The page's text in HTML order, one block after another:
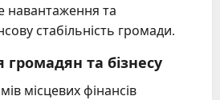
навантаження та
стабільність громади.
громадян та бізнесу
місцевих фінансів